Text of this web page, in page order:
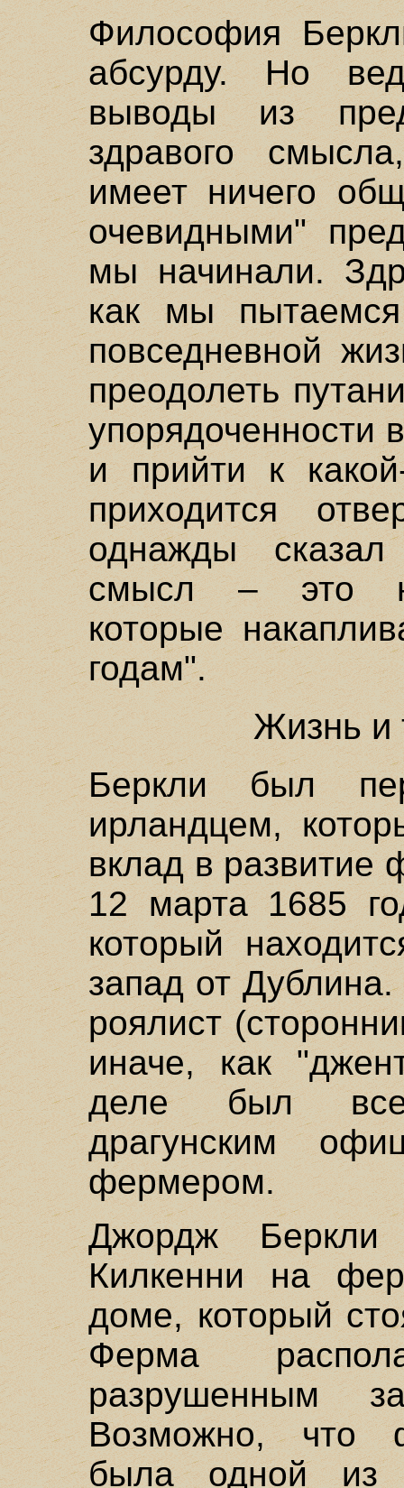
Философия
абсурду. Но
выводы из
здравого
имеет ничего
очевидными"
мы начинали.
как мы
повседневной
преодолеть
упорядоченности
и прийти к
приходится
однажды
смысл – это
которые
годам".
Жизнь и
Беркли был
ирландцем,
вклад в
12 марта 1685
который
запад от
роялист
иначе, как
деле был
драгунским
фермером.
Джордж
Килкенни на
доме, который
Ферма
разрушенным
Возможно, что
была одной из